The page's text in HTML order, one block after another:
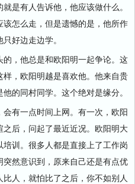
是有人告诉他，他应该做什么。
怎么走，但是遗憾的是，他所作
好边走边学。
，他总是和欧阳明一起争论。这
，欧阳明越是喜欢他。他来自贵
的同村同学。这个绝对是缘分。
有一点时间上网。有一次，欧阳
后，问起了最近近况。欧阳明大
训。很多人都是直接上了工作岗
然意识到，原来自己还是有点优
人，就怕比了之后，你不如别人